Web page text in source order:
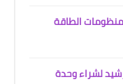
الطاقة
لشراء وحدة